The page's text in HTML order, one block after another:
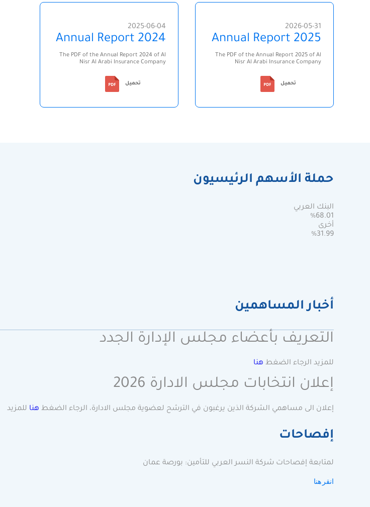
2026-05-31
Annual Report 2025
The PDF of the Annual Report 2025 of Al
Nisr Al Arabi Insurance Company
تحميل
2025-06-04
Annual Report 2024
The PDF of the Annual Report 2024 of Al
Nisr Al Arabi Insurance Company
تحميل
حملة الأسهم الرئيسيون
البنك العربي
%68.01
أخرى
%31.99
أخبار المساهمين
التعريف بأعضاء مجلس الإدارة الجدد
للمزيد الرجاء الضغط هنا
إعلان انتخابات مجلس الادارة 2026
إعلان الى مساهمي الشركة الذين يرغبون في الترشح لعضوية مجلس الادارة، الرجاء الضغط هنا للمزيد
إفصاحات
لمتابعة إفصاحات شركة النسر العربي للتأمين: بورصة عمان
انقر هنا